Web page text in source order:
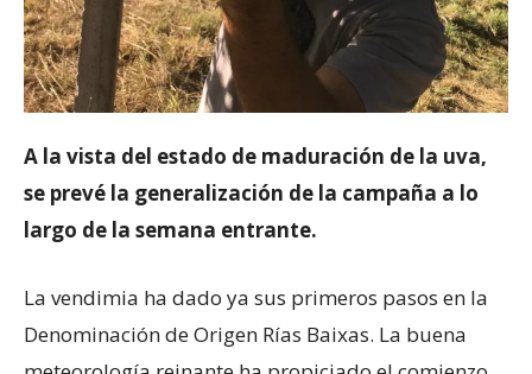
A la vista del estado de maduración de la uva,
se prevé la generalización de la campaña a lo
largo de la semana entrante.
La vendimia ha dado ya sus primeros pasos en la
Denominación de Origen Rías Baixas. La buena